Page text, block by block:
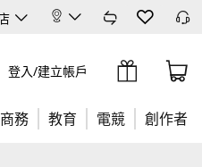
登入/建立帳戶
商務 教育 電競 創作者